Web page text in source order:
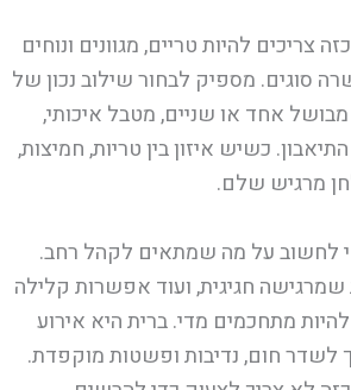
צריכים להיות טריים, מגוונים ונוחים
סוגים. מספיק לבחור שילוב נכון של
אחד או שניים, מטבל איכותי,
כשיש איזון בין טריות, חמיצות,
מרגיש שלם.
לחשוב על מה שמתאים לקהל רחב.
חגיגית, ועוד אפשרות קלילה
מתחכמים מדי. ברית היא אירוע
לשדר חום, נדיבות ופשטות מוקפדת.